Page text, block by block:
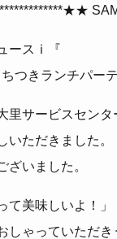
ースⅰ『
つきランチパー
里サービスセン
いただきました。
ざいました。
て美味しいよ！」
しゃっていただき